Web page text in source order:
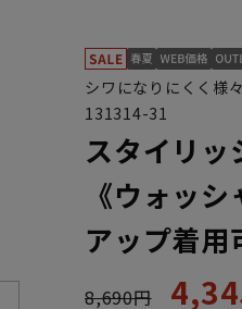
シワになりにくく様
131314-31
スタイリッ
《ウォッ
アップ着用
8,690円